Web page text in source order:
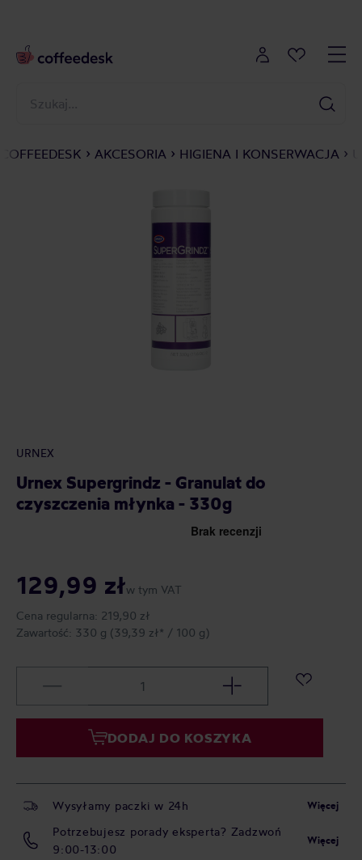
COFFEEDESK AKCESORIA HIGIENA I KONSERWACJA
URNEX
Urnex Supergrindz - Granulat do
czyszczenia młynka - 330g
129,99 złw tym VAT
Cena regularna: 219,90 zł
Zawartość: 330 g (39,39 zł* / 100 g)
DODAJ DO KOSZYKA
Wysyłamy paczki w 24h Więcej
Potrzebujesz porady eksperta? Zadzwoń
9:00-13:00
Więcej